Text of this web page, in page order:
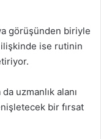
görüşünden biriyle
ise rutinin
uzmanlık alanı
bir fırsat